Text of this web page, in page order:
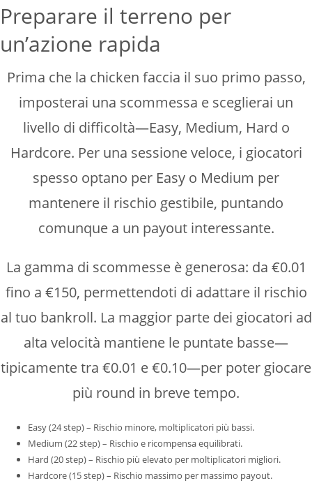
Preparare il terreno per
un’azione rapida
Prima che la chicken faccia il suo primo passo,
imposterai una scommessa e sceglierai un
livello di difficoltà—Easy, Medium, Hard o
Hardcore. Per una sessione veloce, i giocatori
spesso optano per Easy o Medium per
mantenere il rischio gestibile, puntando
comunque a un payout interessante.
La gamma di scommesse è generosa: da €0.01
fino a €150, permettendoti di adattare il rischio
al tuo bankroll. La maggior parte dei giocatori ad
alta velocità mantiene le puntate basse—
tipicamente tra €0.01 e €0.10—per poter giocare
più round in breve tempo.
Easy (24 step) – Rischio minore, moltiplicatori più bassi.
Medium (22 step) – Rischio e ricompensa equilibrati.
Hard (20 step) – Rischio più elevato per moltiplicatori migliori.
Hardcore (15 step) – Rischio massimo per massimo payout.